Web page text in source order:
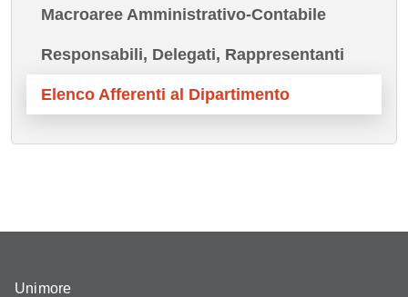
Macroaree Amministrativo-Contabile
Responsabili, Delegati, Rappresentanti
Elenco Afferenti al Dipartimento
Unimore